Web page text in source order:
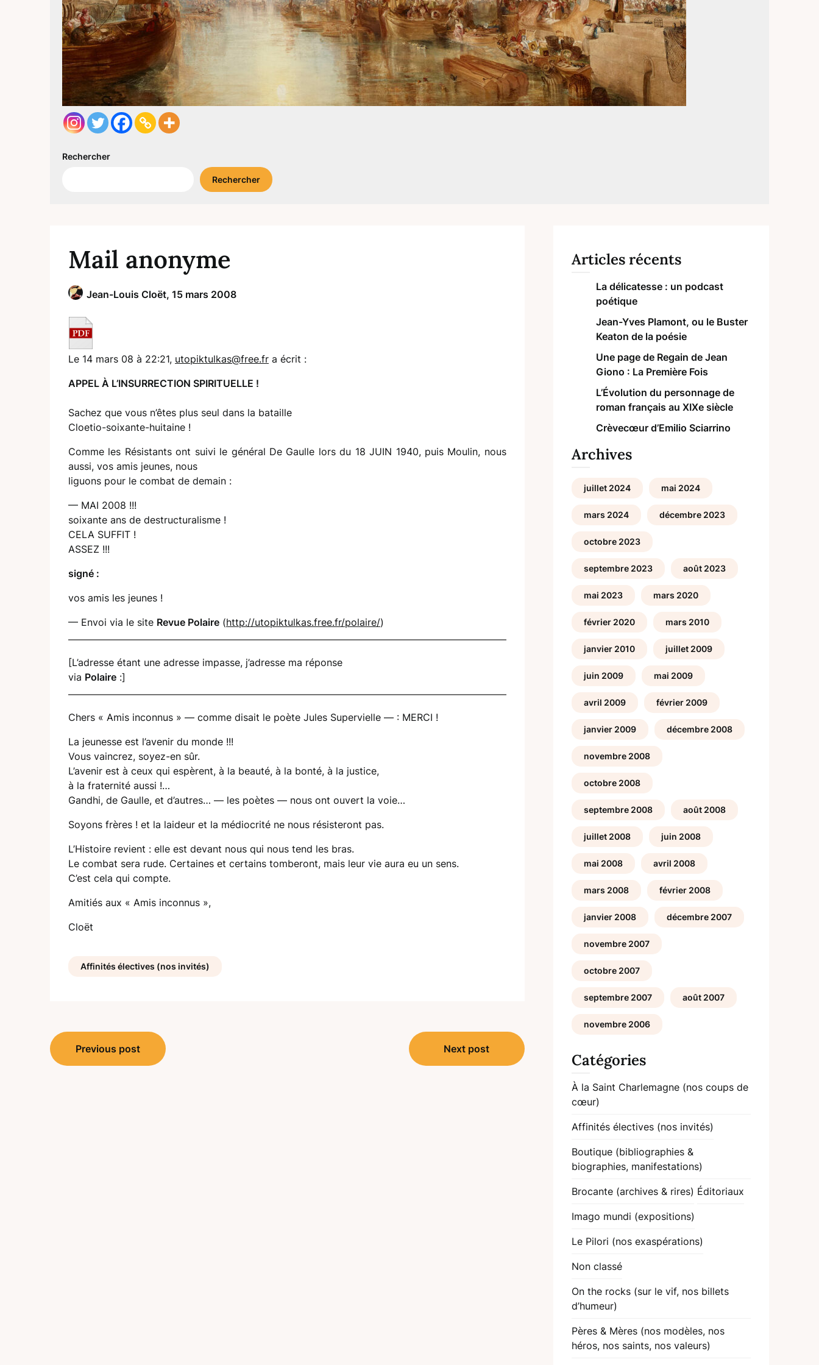
Rechercher
Rechercher
Mail anonyme
Jean-Louis Cloët, 15 mars 2008
Le 14 mars 08 à 22:21, utopiktulkas@free.fr a écrit :
APPEL À L’INSURRECTION SPIRITUELLE !
Sachez que vous n’êtes plus seul dans la bataille
Cloetio-soixante-huitaine !
Comme les Résistants ont suivi le général De Gaulle lors du 18 JUIN 1940, puis Moulin, nous
aussi, vos amis jeunes, nous
liguons pour le combat de demain :
— MAI 2008 !!!
soixante ans de destructuralisme !
CELA SUFFIT !
ASSEZ !!!
signé :
vos amis les jeunes !
— Envoi via le site Revue Polaire (http://utopiktulkas.free.fr/polaire/)
[L’adresse étant une adresse impasse, j’adresse ma réponse
via Polaire :]
Chers « Amis inconnus » — comme disait le poète Jules Supervielle — : MERCI !
La jeunesse est l’avenir du monde !!!
Vous vaincrez, soyez-en sûr.
L’avenir est à ceux qui espèrent, à la beauté, à la bonté, à la justice,
à la fraternité aussi !…
Gandhi, de Gaulle, et d’autres… — les poètes — nous ont ouvert la voie…
Soyons frères ! et la laideur et la médiocrité ne nous résisteront pas.
L’Histoire revient : elle est devant nous qui nous tend les bras.
Le combat sera rude. Certaines et certains tomberont, mais leur vie aura eu un sens.
C’est cela qui compte.
Amitiés aux « Amis inconnus »,
Cloët
Affinités électives (nos invités)
Navigation
de
Previous post Next post
Articles récents
La délicatesse : un podcast
poétique
Jean-Yves Plamont, ou le Buster
Keaton de la poésie
Une page de Regain de Jean
Giono : La Première Fois
L’Évolution du personnage de
roman français au XIXe siècle
Crèvecœur d’Emilio Sciarrino
Archives
juillet 2024 mai 2024
mars 2024 décembre 2023
octobre 2023
septembre 2023 août 2023
mai 2023 mars 2020
février 2020 mars 2010
janvier 2010 juillet 2009
juin 2009 mai 2009
avril 2009 février 2009
janvier 2009 décembre 2008
novembre 2008
octobre 2008
septembre 2008 août 2008
juillet 2008 juin 2008
mai 2008 avril 2008
mars 2008 février 2008
janvier 2008 décembre 2007
novembre 2007
octobre 2007
septembre 2007 août 2007
novembre 2006
Catégories
À la Saint Charlemagne (nos coups de
cœur)
Affinités électives (nos invités)
Boutique (bibliographies &
biographies, manifestations)
Brocante (archives & rires) Éditoriaux
Imago mundi (expositions)
Le Pilori (nos exaspérations)
Non classé
On the rocks (sur le vif, nos billets
d’humeur)
Pères & Mères (nos modèles, nos
héros, nos saints, nos valeurs)